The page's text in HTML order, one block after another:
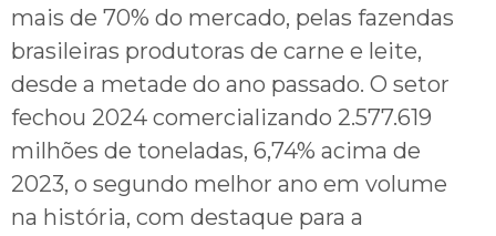
mais de 70% do mercado, pelas fazendas
brasileiras produtoras de carne e leite,
desde a metade do ano passado. O setor
fechou 2024 comercializando 2.577.619
milhões de toneladas, 6,74% acima de
2023, o segundo melhor ano em volume
na história, com destaque para a